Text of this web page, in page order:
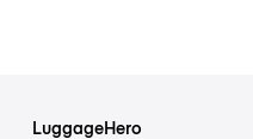
LuggageHero